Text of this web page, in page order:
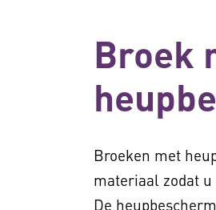
Broek
Broeken met
materiaal zodat
De